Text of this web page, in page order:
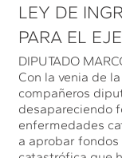
LEY DE
PARA EL
DIPUTADO
Con la venia de
compañeros
desapareciendo
enfermedades
a aprobar